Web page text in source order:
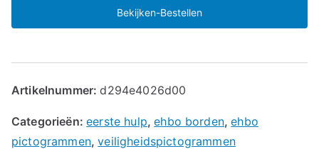
Bekijken-Bestellen
Artikelnummer:d294e4026d00
Categorieën:eerste hulp,ehbo borden,ehbo
pictogrammen,veiligheidspictogrammen